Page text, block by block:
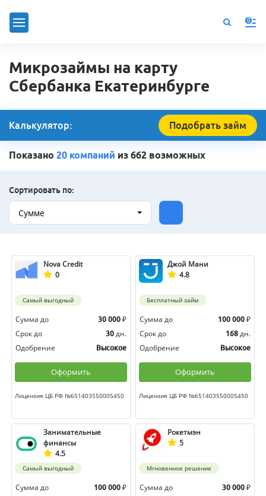
0
Микрозаймы на карту
Сбербанка Екатеринбурге
Калькулятор: Подобрать займ
Показано 20 компаний из 662 возможных
Сортировать по:
Сумме
Nova Credit
0
Самый выгодный
Сумма до 30 000 ₽
Срок до
30 дн.
Одобрение
Высокое
Оформить
Лицензия ЦБ РФ №651403550005450
Джой Мани
4.8
Бесплатный займ
Сумма до 100 000 ₽
Срок до
168 дн.
Одобрение
Высокое
Оформить
Лицензия ЦБ РФ №651403550005450
Занимательные
финансы
4.5
Самый выгодный
Сумма до 100 000 ₽
Рокетмэн
5
Мгновенное решение
Сумма до 30 000 ₽